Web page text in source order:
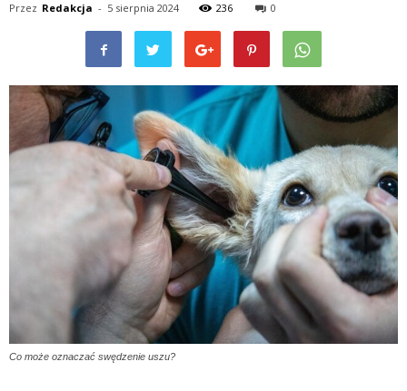
Przez Redakcja - 5 sierpnia 2024 236 0
Co może oznaczać swędzenie uszu?